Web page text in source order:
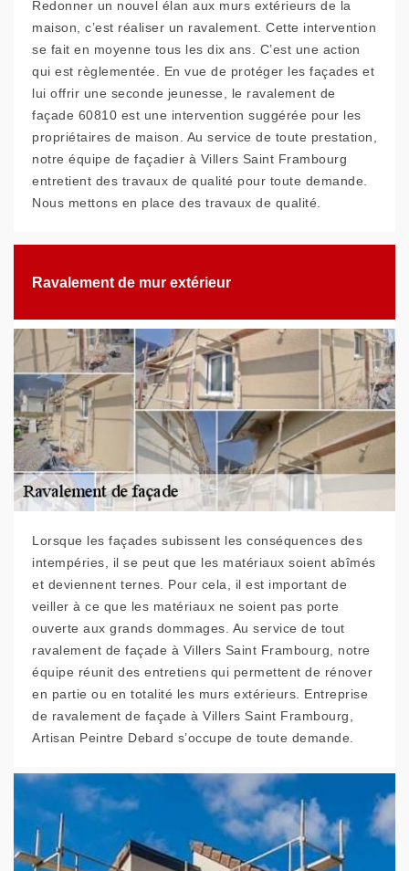
Redonner un nouvel élan aux murs extérieurs de la
maison, c’est réaliser un ravalement. Cette intervention
se fait en moyenne tous les dix ans. C’est une action
qui est règlementée. En vue de protéger les façades et
lui offrir une seconde jeunesse, le ravalement de
façade 60810 est une intervention suggérée pour les
propriétaires de maison. Au service de toute prestation,
notre équipe de façadier à Villers Saint Frambourg
entretient des travaux de qualité pour toute demande.
Nous mettons en place des travaux de qualité.
Ravalement de mur extérieur
Lorsque les façades subissent les conséquences des
intempéries, il se peut que les matériaux soient abîmés
et deviennent ternes. Pour cela, il est important de
veiller à ce que les matériaux ne soient pas porte
ouverte aux grands dommages. Au service de tout
ravalement de façade à Villers Saint Frambourg, notre
équipe réunit des entretiens qui permettent de rénover
en partie ou en totalité les murs extérieurs. Entreprise
de ravalement de façade à Villers Saint Frambourg,
Artisan Peintre Debard s’occupe de toute demande.